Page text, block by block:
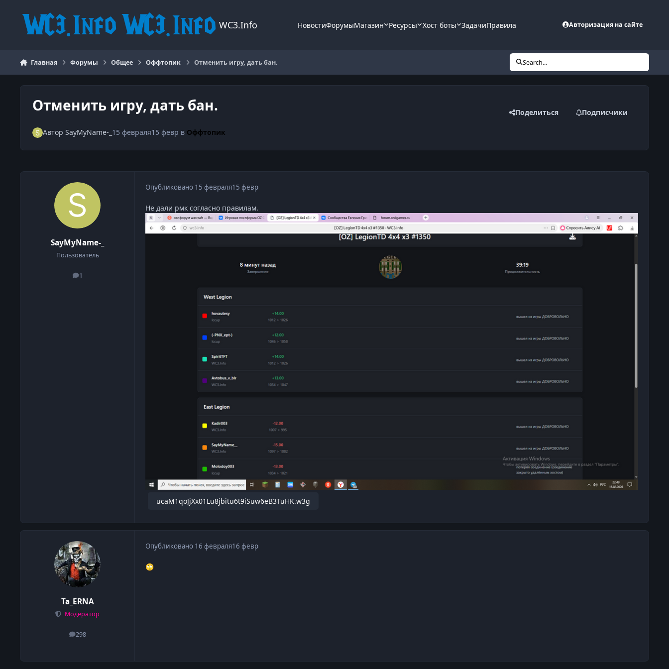
WC3.Info НовостиФорумыМагазин Ресурсы Хост боты ЗадачиПравила Авторизация на сайте
Главная Форумы Общее Оффтопик Отменить игру, дать бан. Search...
Отменить игру, дать бан. Поделиться Подписчики
Автор SayMyName-_ 15 февраля15 февр в Оффтопик
SayMyName-_
Пользователь
1
сообщения
Опубликовано 15 февраля15 февр
Не дали рмк согласно правилам.
ucaM1qoJjXx01Lu8jbitu6t9iSuw6eB3TuHK.w3g
Ta_ERNA
Модератор
298
сообщения
Опубликовано 16 февраля16 февр
🙄